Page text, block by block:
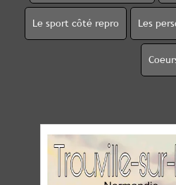
Le sport côté repro Les